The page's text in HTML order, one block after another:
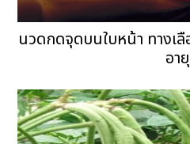
นวดกดจุดบนใบหน้า ทางเ
อายุ